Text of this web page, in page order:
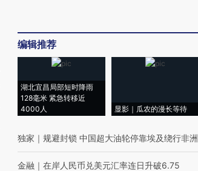
编辑推荐
湖北宜昌局部短时降雨
128毫米 紧急转移近
4000人
显影｜瓜农的漫长等待
独家 ｜ 规避封锁 中国超大油轮停靠埃及绕行非洲
金融 ｜ 在岸人民币兑美元汇率连日升破6.75